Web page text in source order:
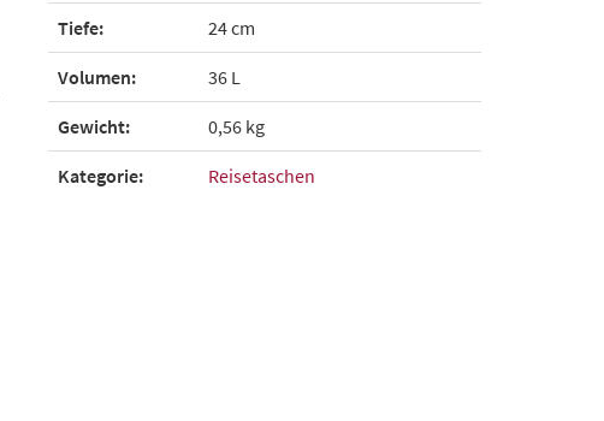
Tiefe: 24 cm
Volumen: 36 L
Gewicht: 0,56 kg
Kategorie: Reisetaschen